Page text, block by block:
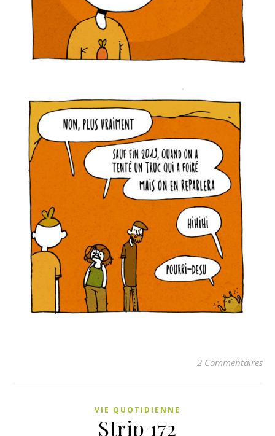
2 Commentaires
VIE QUOTIDIENNE
Strip 172